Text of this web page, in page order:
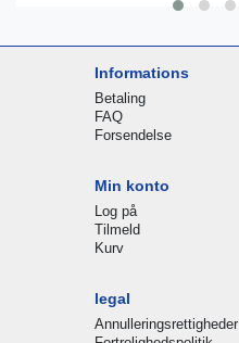
Informations
Betaling
FAQ
Forsendelse
Min konto
Log på
Tilmeld
Kurv
legal
Annulleringsrettigheder